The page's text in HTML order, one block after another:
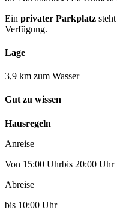
Ein privater Parkplatz
Verfügung.
Lage
3,9 km zum Wasser
Gut zu wissen
Hausregeln
Anreise
Von 15:00 Uhrbis 20:00 Uhr
Abreise
bis 10:00 Uhr